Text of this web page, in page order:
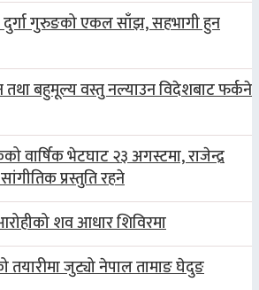
गुरुङको एकल साँझ, सहभागी हुन
तथा बहुमूल्य वस्तु नल्याउन विदेशबाट फर्कने
वार्षिक भेटघाट २३ अगस्टमा, राजेन्द्र
प्रस्तुति रहने
शव आधार शिविरमा
तयारीमा जुट्यो नेपाल तामाङ घेदुङ